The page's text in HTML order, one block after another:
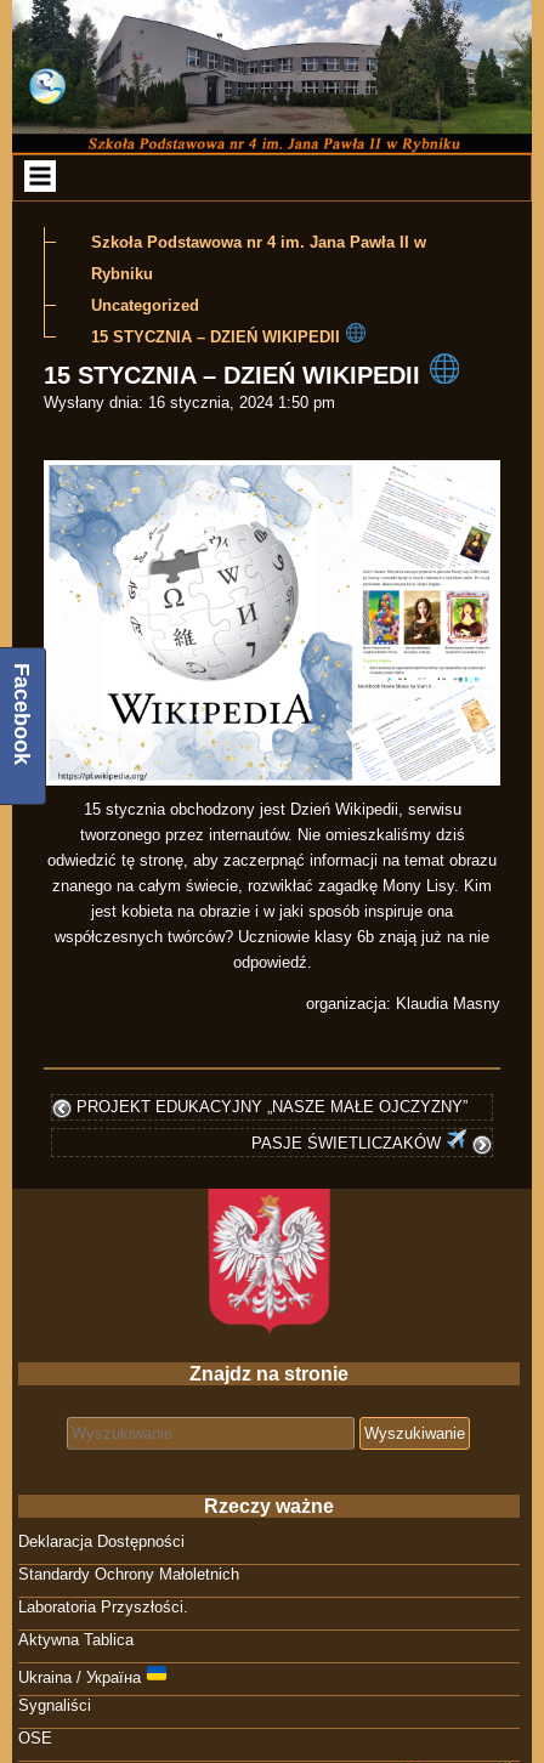
Przejdź do zawartości
Szkoła Podstawowa nr 4 im. Jana Pawła II w
Rybniku
Uncategorized
15 STYCZNIA – DZIEŃ WIKIPEDII
15 STYCZNIA – DZIEŃ WIKIPEDII
Wysłany dnia: 16 stycznia, 2024 1:50 pm
15 stycznia obchodzony jest Dzień Wikipedii, serwisu
tworzonego przez internautów. Nie omieszkaliśmy dziś
odwiedzić tę stronę, aby zaczerpnąć informacji na temat obrazu
znanego na całym świecie, rozwikłać zagadkę Mony Lisy. Kim
jest kobieta na obrazie i w jaki sposób inspiruje ona
współczesnych twórców? Uczniowie klasy 6b znają już na nie
odpowiedź.
organizacja: Klaudia Masny
PROJEKT EDUKACYJNY „NASZE MAŁE OJCZYZNY”
PASJE ŚWIETLICZAKÓW
Znajdz na stronie
Search for:
Rzeczy ważne
Deklaracja Dostępności
Standardy Ochrony Małoletnich
Laboratoria Przyszłości.
Aktywna Tablica
Ukraina / Україна
Sygnaliści
OSE
Facebook